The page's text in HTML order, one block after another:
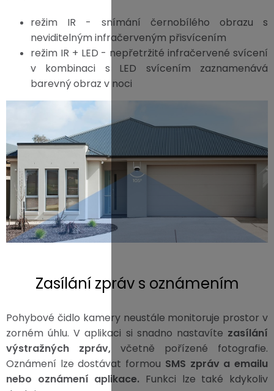
režim IR - snímání černobílého obrazu s
neviditelným infračerveným přisvícením
režim IR + LED - nepřetržité infračervené svícení
v kombinaci s LED svícením zaznamenává
barevný obraz v noci
Zasílání zpráv s oznámením
Pohybové čidlo kamery neustále monitoruje prostor v
zorném úhlu. V aplikaci si snadno nastavíte zasílání
výstražných zpráv, včetně pořízené fotografie.
Oznámení lze dostávat formou SMS zpráv a emailu
nebo oznámení aplikace. Funkci lze také kdykoliv